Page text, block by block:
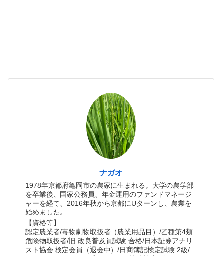
ナガオ
1978年京都府亀岡市の農家に生まれる。大学の農学部
を卒業後、国家公務員、年金運用のファンドマネージ
ャーを経て、2016年秋から京都にUターンし、農業を
始めました。
【資格等】
認定農業者/毒物劇物取扱者（農業用品目）/乙種第4類
危険物取扱者/旧 改良普及員試験 合格/日本証券アナリ
スト協会 検定会員（退会中）/日商簿記検定試験 2級/